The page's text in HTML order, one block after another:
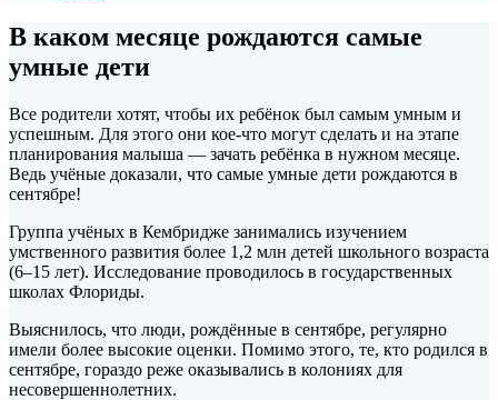
В каком месяце рождаются самые
умные дети
Все родители хотят, чтобы их ребёнок был самым умным и
успешным. Для этого они кое-что могут сделать и на этапе
планирования малыша — зачать ребёнка в нужном месяце.
Ведь учёные доказали, что самые умные дети рождаются в
сентябре!
Группа учёных в Кембридже занимались изучением
умственного развития более 1,2 млн детей школьного возраста
(6–15 лет). Исследование проводилось в государственных
школах Флориды.
Выяснилось, что люди, рождённые в сентябре, регулярно
имели более высокие оценки. Помимо этого, те, кто родился в
сентябре, гораздо реже оказывались в колониях для
несовершеннолетних.